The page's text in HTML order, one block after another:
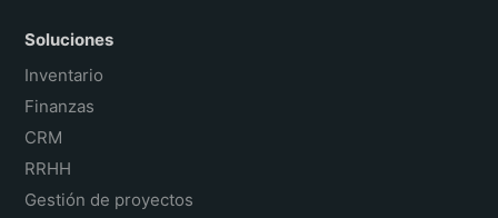
Soluciones
Inventario
Finanzas
CRM
RRHH
Gestión de proyectos